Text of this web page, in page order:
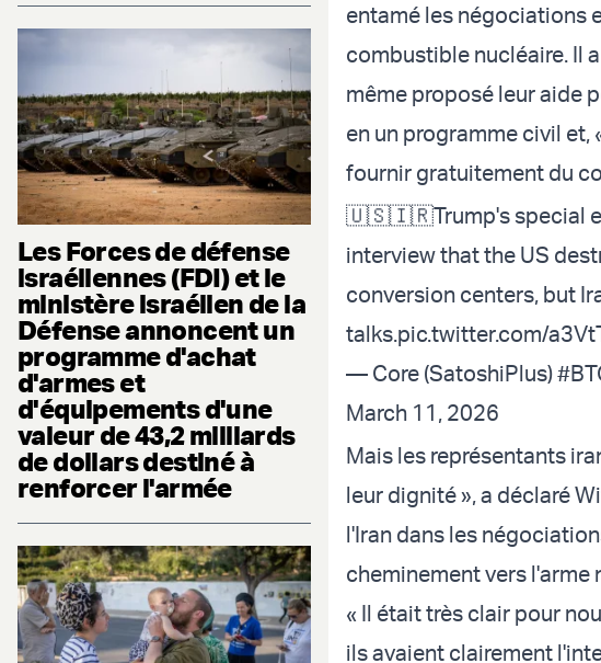
Les Forces de défense
israéliennes (FDI) et le
ministère israélien de la
Défense annoncent un
programme d'achat
d'armes et
d'équipements d'une
valeur de 43,2 milliards
de dollars destiné à
renforcer l'armée
entamé les négociations
combustible nucléaire. Il
même proposé leur aide
en un programme civil et,
fournir gratuitement du
🇺🇸🇮🇷Trump's special
interview that the US
conversion centers, but
talks.pic.twitter.com/
— Core (SatoshiPlus)
March 11, 2026
Mais les représentants
leur dignité », a déclaré
l'Iran dans les
cheminement vers l'arme
« Il était très clair pour
ils avaient clairement